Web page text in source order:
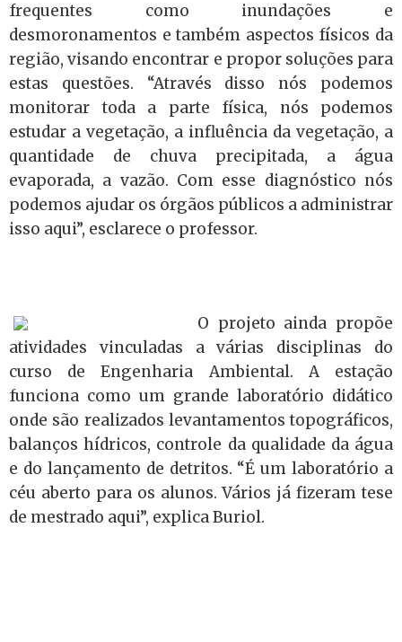
frequentes como inundações e
desmoronamentos e também aspectos físicos da
região, visando encontrar e propor soluções para
estas questões. “Através disso nós podemos
monitorar toda a parte física, nós podemos
estudar a vegetação, a influência da vegetação, a
quantidade de chuva precipitada, a água
evaporada, a vazão. Com esse diagnóstico nós
podemos ajudar os órgãos públicos a administrar
isso aqui”, esclarece o professor.
O projeto ainda propõe
atividades vinculadas a várias disciplinas do
curso de Engenharia Ambiental. A estação
funciona como um grande laboratório didático
onde são realizados levantamentos topográficos,
balanços hídricos, controle da qualidade da água
e do lançamento de detritos. “É um laboratório a
céu aberto para os alunos. Vários já fizeram tese
de mestrado aqui”, explica Buriol.